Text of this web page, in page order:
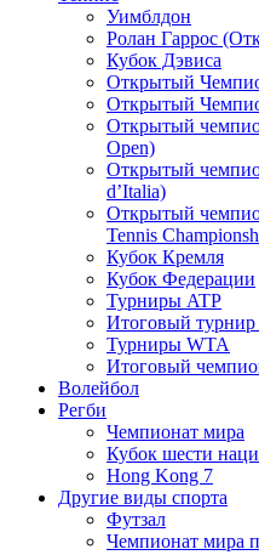
Уимблдон
Ролан Гаррос
Кубок Дэвиса
Открытый
Открытый
Открытый
Open)
Открытый
d’Italia)
Открытый
Tennis
Кубок Кремля
Кубок Федерации
Турниры ATP
Итоговый турнир
Турниры WTA
Итоговый
Волейбол
Регби
Чемпионат мира
Кубок шести
Hong Kong 7
Другие виды спорта
Футзал
Чемпионат мира